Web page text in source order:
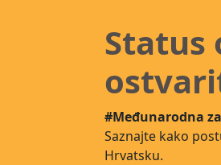
Status
#Međunarodna
Saznajte kako
Hrvatsku.